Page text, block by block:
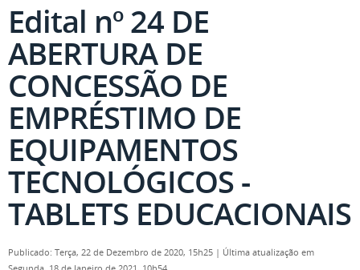
Edital nº 24 DE
ABERTURA DE
CONCESSÃO DE
EMPRÉSTIMO DE
EQUIPAMENTOS
TECNOLÓGICOS -
TABLETS EDUCACIONAIS
Publicado: Terça, 22 de Dezembro de 2020, 15h25 | Última atualização em